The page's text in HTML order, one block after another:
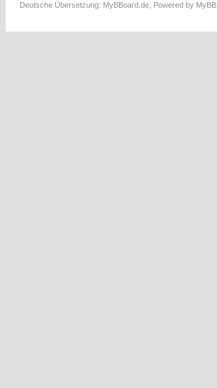
Deutsche Übersetzung: MyBBoard.de , Powered by MyBB